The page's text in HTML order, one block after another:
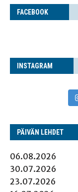
FACE­BOOK
INS­TA­GRAM
PÄI­VÄN LEHDET
06.08.2026
30.07.2026
23.07.2026